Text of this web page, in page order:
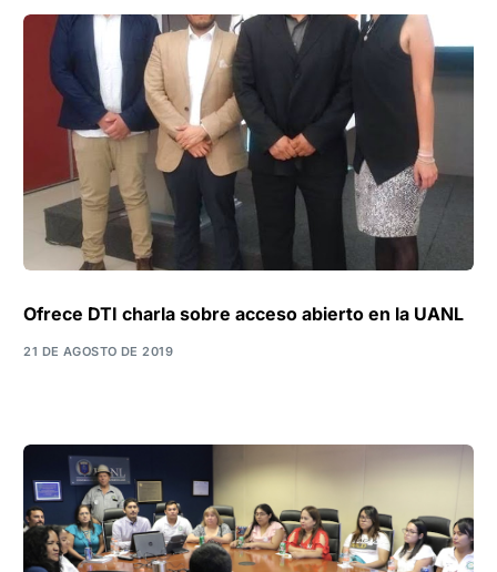
Ofrece DTI charla sobre acceso abierto en la UANL
21 DE AGOSTO DE 2019